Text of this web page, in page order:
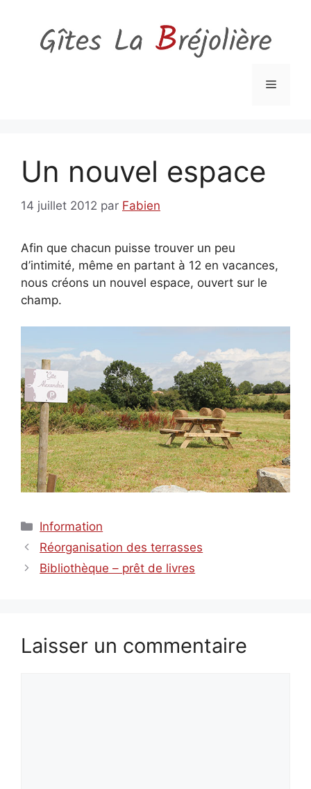
contenu
Menu
Un nouvel espace
14 juillet 2012 par Fabien
Afin que chacun puisse trouver un peu
d’intimité, même en partant à 12 en vacances,
nous créons un nouvel espace, ouvert sur le
champ.
Catégories
Information
Réorganisation des terrasses
Bibliothèque – prêt de livres
Laisser un commentaire